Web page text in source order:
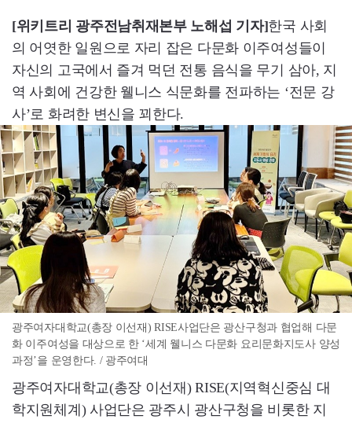
[위키트리 광주전남취재본부 노해섭 기자]한국 사회
의 어엿한 일원으로 자리 잡은 다문화 이주여성들이
자신의 고국에서 즐겨 먹던 전통 음식을 무기 삼아, 지
역 사회에 건강한 웰니스 식문화를 전파하는 ‘전문 강
사’로 화려한 변신을 꾀한다.
광주여자대학교(총장 이선재) RISE사업단은 광산구청과 협업해 다문
화 이주여성을 대상으로 한 ‘세계 웰니스 다문화 요리문화지도사 양성
과정’을 운영한다. / 광주여대
광주여자대학교(총장 이선재) RISE(지역혁신중심 대
학지원체계) 사업단은 광주시 광산구청을 비롯한 지